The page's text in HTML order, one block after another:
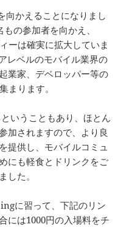
かえることになりまし
の参加者を向かえ、
ーは確実に拡大していま
レベルのモバイル業界の
業家、デベロッパー等の
まります。
いうこともあり、ほとん
加されますので、より良
提供し、モバイルコミュ
にも軽食とドリンクをご
した。
に習って、下記のリン
には1000円の入場料をチ